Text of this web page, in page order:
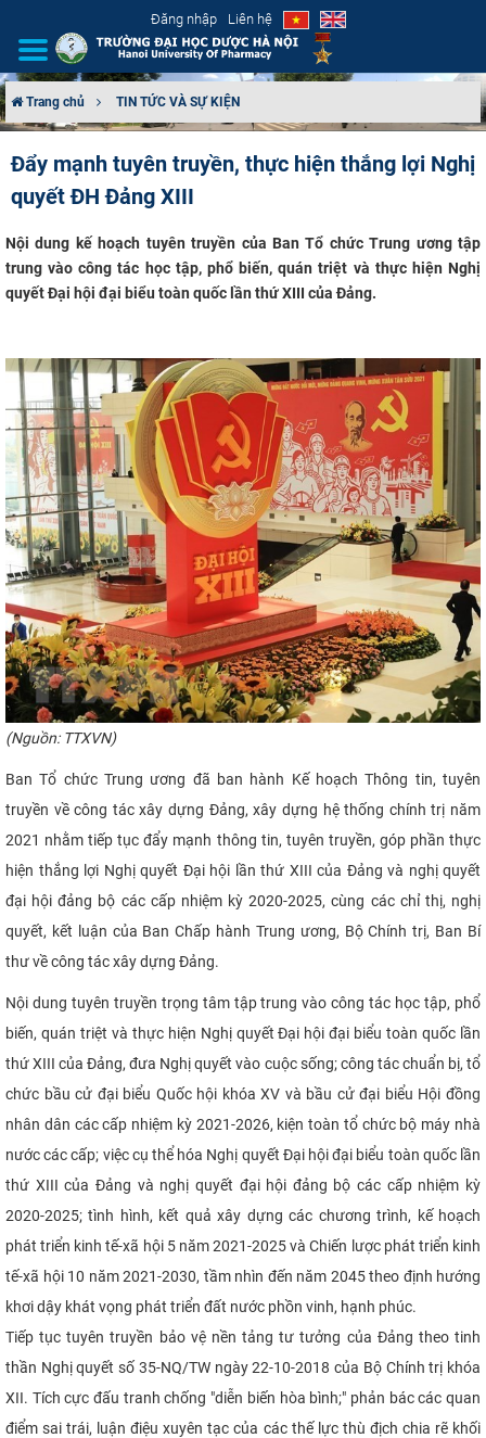
Đăng nhập Liên hệ
CƠ CẤU TỔ CHỨC
TUYỂN SINH
ĐÀO TẠO
ĐẢM BẢO CHẤT LƯỢNG
KHOA HỌC CÔNG NGHỆ
HTQT
CỰU NGƯỜI HỌC
Trang chủ TIN TỨC VÀ SỰ KIỆN
Đẩy mạnh tuyên truyền, thực hiện thắng lợi Nghị
quyết ĐH Đảng XIII
Nội dung kế hoạch tuyên truyền của Ban Tổ chức Trung ương tập
trung vào công tác học tập, phổ biến, quán triệt và thực hiện Nghị
quyết Đại hội đại biểu toàn quốc lần thứ XIII của Đảng.
(Nguồn: TTXVN)​
Ban Tổ chức Trung ương đã ban hành Kế hoạch Thông tin, tuyên
truyền về công tác xây dựng Đảng, xây dựng hệ thống chính trị năm
2021 nhằm tiếp tục đẩy mạnh thông tin, tuyên truyền, góp phần thực
hiện thắng lợi Nghị quyết Đại hội lần thứ XIII của Đảng và nghị quyết
đại hội đảng bộ các cấp nhiệm kỳ 2020-2025, cùng các chỉ thị, nghị
quyết, kết luận của Ban Chấp hành Trung ương, Bộ Chính trị, Ban Bí
thư về công tác xây dựng Đảng.
Nội dung tuyên truyền trọng tâm tập trung vào công tác học tập, phổ
biến, quán triệt và thực hiện Nghị quyết Đại hội đại biểu toàn quốc lần
thứ XIII của Đảng, đưa Nghị quyết vào cuộc sống; công tác chuẩn bị, tổ
chức bầu cử đại biểu Quốc hội khóa XV và bầu cử đại biểu Hội đồng
nhân dân các cấp nhiệm kỳ 2021-2026, kiện toàn tổ chức bộ máy nhà
nước các cấp; việc cụ thể hóa Nghị quyết Đại hội đại biểu toàn quốc lần
thứ XIII của Đảng và nghị quyết đại hội đảng bộ các cấp nhiệm kỳ
2020-2025; tình hình, kết quả xây dựng các chương trình, kế hoạch
phát triển kinh tế-xã hội 5 năm 2021-2025 và Chiến lược phát triển kinh
tế-xã hội 10 năm 2021-2030, tầm nhìn đến năm 2045 theo định hướng
khơi dậy khát vọng phát triển đất nước phồn vinh, hạnh phúc.
Tiếp tục tuyên truyền bảo vệ nền tảng tư tưởng của Đảng theo tinh
thần Nghị quyết số 35-NQ/TW ngày 22-10-2018 của Bộ Chính trị khóa
XII. Tích cực đấu tranh chống "diễn biến hòa bình;" phản bác các quan
điểm sai trái, luận điệu xuyên tạc của các thế lực thù địch chia rẽ khối